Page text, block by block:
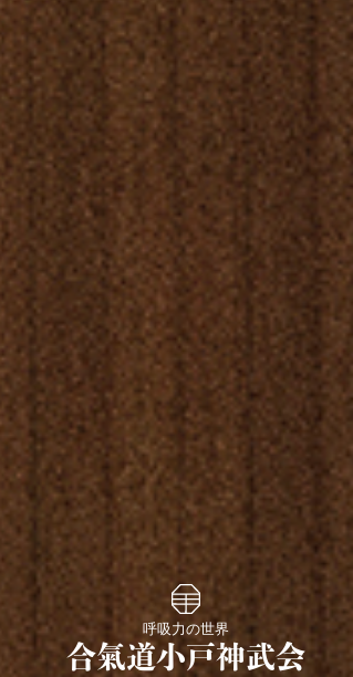
呼吸力の世界
合氣道小戸神武会